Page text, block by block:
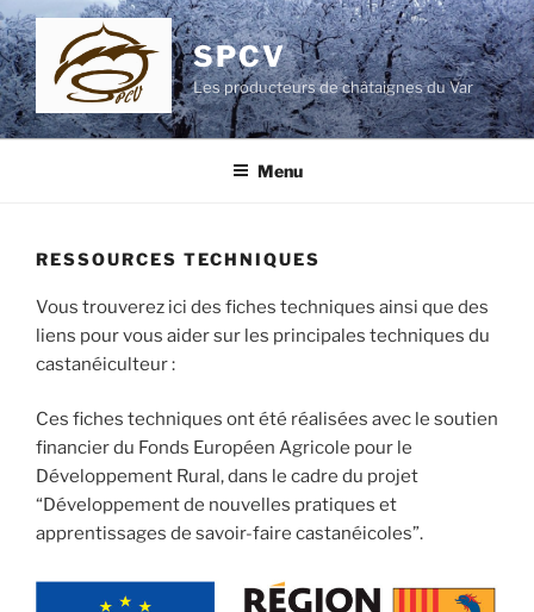
Skip
to
content
SPCV
Les producteurs de châtaignes du Var
Menu
RESSOURCES TECHNIQUES
Vous trouverez ici des fiches techniques ainsi que des
liens pour vous aider sur les principales techniques du
castanéiculteur :
Ces fiches techniques ont été réalisées avec le soutien
financier du Fonds Européen Agricole pour le
Développement Rural, dans le cadre du projet
“Développement de nouvelles pratiques et
apprentissages de savoir-faire castanéicoles”.